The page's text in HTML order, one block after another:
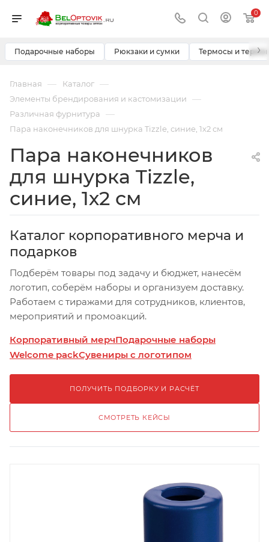
0
Подарочные наборы Рюкзаки и сумки Термосы и ›
Главная — Каталог —
Элементы брендирования и кастомизации —
Различная фурнитура —
Пара наконечников для шнурка Tizzle, синие, 1х2 см
Пара наконечников
для шнурка Tizzle,
синие, 1х2 см
Каталог корпоративного мерча и
подарков
Подберём товары под задачу и бюджет, нанесём
логотип, соберём наборы и организуем доставку.
Работаем с тиражами для сотрудников, клиентов,
мероприятий и промоакций.
Корпоративный мерчПодарочные наборы
Welcome packСувениры с логотипом
ПОЛУЧИТЬ ПОДБОРКУ И РАСЧЁТ
СМОТРЕТЬ КЕЙСЫ